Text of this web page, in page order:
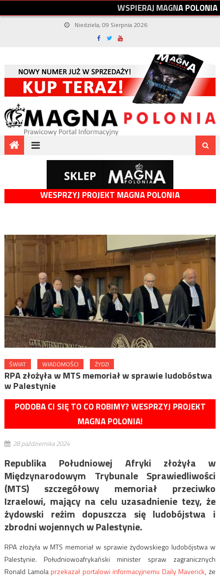
WSPIERAJMAGNAPOLONIA
Niedziela, 09 Sierpnia 2026
WESPRZYJ PROJEKT MAGNA POLONIA
ŚWIAT WIADOMOŚCI ŻYDZI
RPA złożyła w MTS memoriał w sprawie ludobóstwa
w Palestynie
PODOBA CI SIĘ TO CO ROBIMY? WESPRZYJ PROJEKT
MAGNA POLONIA!
28 października 2024
Republika Południowej Afryki złożyła w
Międzynarodowym Trybunale Sprawiedliwości
(MTS) szczegółowy memoriał przeciwko
Izraelowi, mający na celu uzasadnienie tezy, że
żydowski reżim dopuszcza się ludobójstwa i
zbrodni wojennych w Palestynie.
RPA złożyła w MTS memoriał w sprawie żydowskiego ludobójstwa w
Palestynie. Południowoafrykański minister spraw zagranicznych
Ronald Lamolaprzekazał portalowi informacyjnemu Daily Maverick, że